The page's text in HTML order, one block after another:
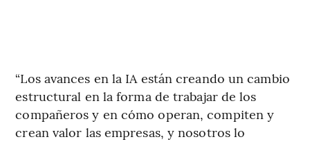
“Los avances en la IA están creando un cambio
estructural en la forma de trabajar de los
compañeros y en cómo operan, compiten y
crean valor las empresas, y nosotros lo